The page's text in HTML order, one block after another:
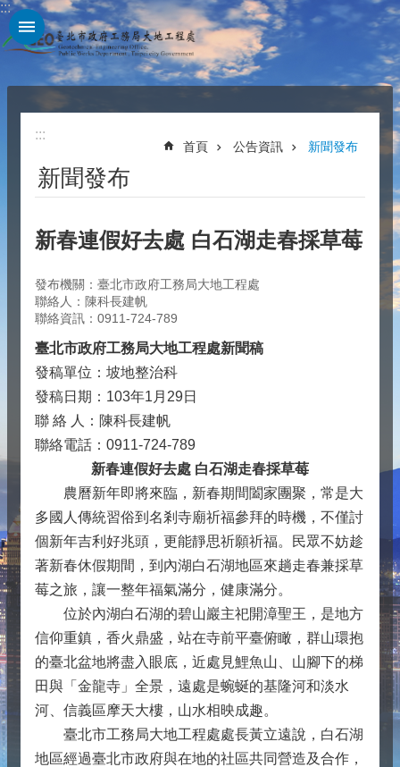
跳到主要內容區塊
:::
:::
首頁 公告資訊 新聞發布
新聞發布
新春連假好去處 白石湖走春採草莓
發布機關：臺北市政府工務局大地工程處
聯絡人：陳科長建帆
聯絡資訊：0911-724-789
臺北市政府工務局大地工程處新聞稿
發稿單位：坡地整治科
發稿日期：103年1月29日
聯 絡 人：陳科長建帆
聯絡電話：0911-724-789
新春連假好去處 白石湖走春採草莓
農曆新年即將來臨，新春期間闔家團聚，常是大
多國人傳統習俗到名剎寺廟祈福參拜的時機，不僅討
個新年吉利好兆頭，更能靜思祈願祈福。民眾不妨趁
著新春休假期間，到內湖白石湖地區來趟走春兼採草
莓之旅，讓一整年福氣滿分，健康滿分。
位於內湖白石湖的碧山巖主祀開漳聖王，是地方
信仰重鎮，香火鼎盛，站在寺前平臺俯瞰，群山環抱
的臺北盆地將盡入眼底，近處見鯉魚山、山腳下的梯
田與「金龍寺」全景，遠處是蜿蜒的基隆河和淡水
河、信義區摩天大樓，山水相映成趣。
臺北市工務局大地工程處處長黃立遠說，白石湖
地區經過臺北市政府與在地的社區共同營造及合作，